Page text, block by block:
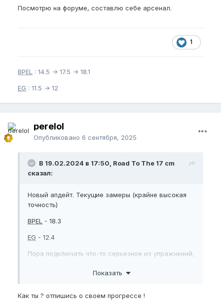
Посмотрю на форуме, составлю себе арсенал.
1
BPEL : 14.5 -> 17.5 -> 18.1
EG : 11.5 -> 12
perelol
Опубликовано 6 сентября, 2025
В 19.02.2024 в 17:50, Road To The 17 cm
сказал:
Новый апдейт. Текущие замеры (крайне высокая
точность)
BPEL - 18.3
EG - 12.4
Пора подключать что-то серьезное из упражнений,
Показать
Как ты ? отпишись о своем прогрессе !